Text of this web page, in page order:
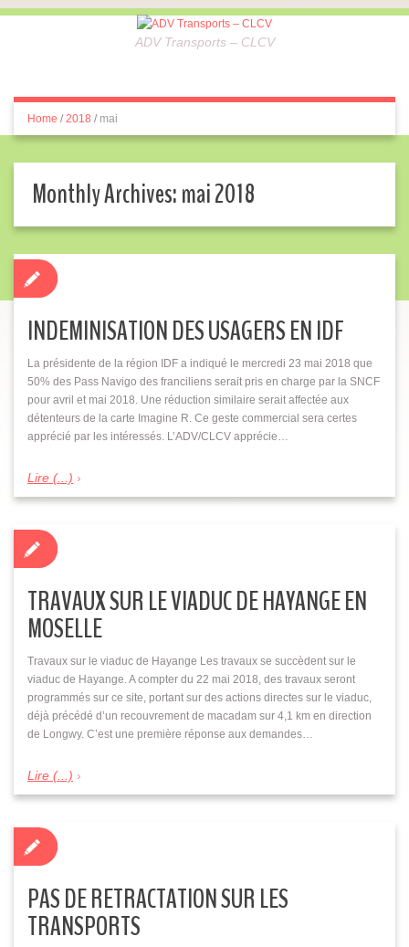
ADV Transports – CLCV
Home / 2018 / mai
Monthly Archives:mai 2018
INDEMINISATION DES USAGERS EN IDF
La présidente de la région IDF a indiqué le mercredi 23 mai 2018 que
50% des Pass Navigo des franciliens serait pris en charge par la SNCF
pour avril et mai 2018. Une réduction similaire serait affectée aux
détenteurs de la carte Imagine R. Ce geste commercial sera certes
apprécié par les intéressés. L’ADV/CLCV apprécie…
Lire (...)
TRAVAUX SUR LE VIADUC DE HAYANGE EN
MOSELLE
Travaux sur le viaduc de Hayange Les travaux se succèdent sur le
viaduc de Hayange. A compter du 22 mai 2018, des travaux seront
programmés sur ce site, portant sur des actions directes sur le viaduc,
déjà précédé d’un recouvrement de macadam sur 4,1 km en direction
de Longwy. C’est une première réponse aux demandes…
Lire (...)
PAS DE RETRACTATION SUR LES
TRANSPORTS